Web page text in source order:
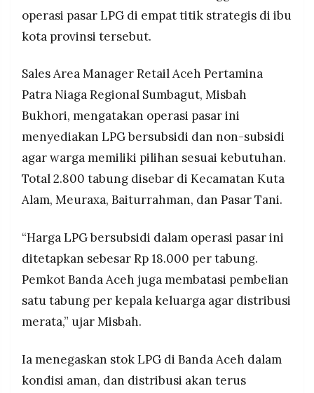
PRAMUDITA
©
-
2026
RESOLUSI
PRAMUDITA
operasi pasar LPG di empat titik strategis di ibu
kota provinsi tersebut.
Sales Area Manager Retail Aceh Pertamina
Patra Niaga Regional Sumbagut, Misbah
Bukhori, mengatakan operasi pasar ini
menyediakan LPG bersubsidi dan non-subsidi
agar warga memiliki pilihan sesuai kebutuhan.
Total 2.800 tabung disebar di Kecamatan Kuta
Alam, Meuraxa, Baiturrahman, dan Pasar Tani.
“Harga LPG bersubsidi dalam operasi pasar ini
ditetapkan sebesar Rp 18.000 per tabung.
Pemkot Banda Aceh juga membatasi pembelian
satu tabung per kepala keluarga agar distribusi
merata,” ujar Misbah.
Ia menegaskan stok LPG di Banda Aceh dalam
kondisi aman, dan distribusi akan terus